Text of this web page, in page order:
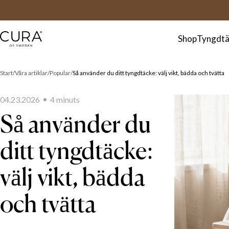
Shop
Start Våra artiklar Popular Så använder du ditt tyngdtäcke: välj vikt, bädda och tvätta
Så använder du
ditt tyngdtäcke:
välj vikt, bädda
och tvätta
04.23.2026 4minuts